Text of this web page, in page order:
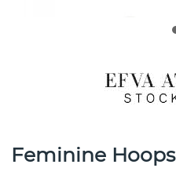
Feminine Hoops